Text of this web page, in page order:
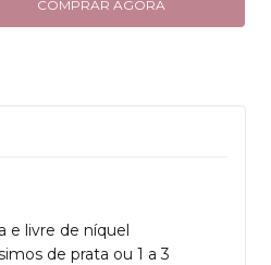
e livre de níquel
de prata ou 1 a 3